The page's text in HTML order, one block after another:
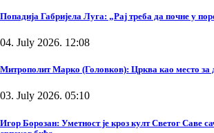
Попадија Габријела Луга: „Рај треба да почне у
04. July 2026. 12:08
Митрополит Марко (Головков): Црква као место за
03. July 2026. 05:10
Игор Борозан: Уметност је кроз култ Светог Саве